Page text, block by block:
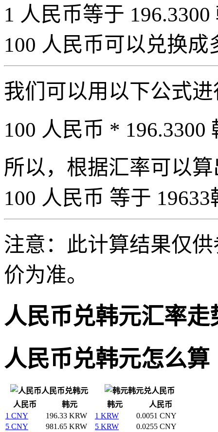
1 人民币等于
100 人民币可以兑换成
我们可以用以下公式
100 人民币 * 196.3300
所以，根据汇率可以
100 人民币 等于
注意：此计算结果仅
价为准。
人民币兑韩元汇率走
人民币兑韩元怎么算
人民币兑韩元
韩元兑人民币
人民币
韩元 韩元
人民币
1 CNY
196.33 KRW 1 KRW
0.0051 CNY
5 CNY
981.65 KRW 5 KRW
0.0255 CNY